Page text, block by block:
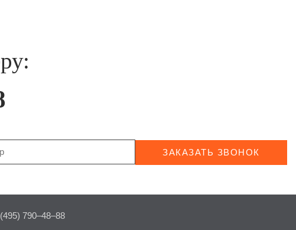
ЗАКАЗАТЬ ЗВОНОК
790–48–88